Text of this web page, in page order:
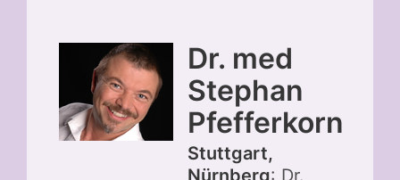
Dr. med
Stephan
Pfefferkorn
Stuttgart,
Nürnberg: Dr.